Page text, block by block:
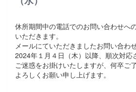
休所期間中の電話でのお問い合わせへ
いただきます。
メールにていただきましたお問い合わ
2024年１月４日（木）以降、順次対応
ご迷惑をお掛けいたしますが、何卒ご
よろしくお願い申し上げます。